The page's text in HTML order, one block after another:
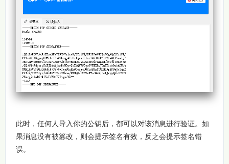
此时，任何人导入你的公钥后，都可以对该消息进行验证。如
果消息没有被篡改，则会提示签名有效，反之会提示签名错
误。